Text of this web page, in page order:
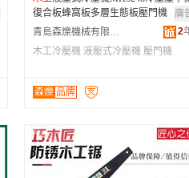
復合板蜂窩板多層生態板壓門機
廣
青島森爍機械有限公司
2
木工冷壓機 液壓式冷壓機 壓門機
森爍 品牌